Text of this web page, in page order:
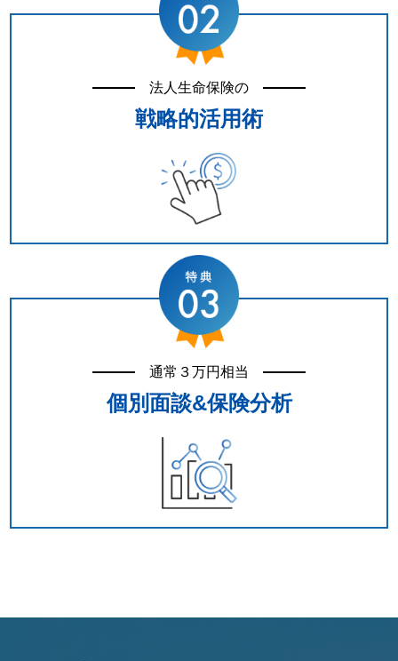
法人生命保険の
戦略的活用術
通常３万円相当
個別面談&保険分析